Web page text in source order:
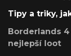
Tipy a triky,
Borderlands
nejlepší loot